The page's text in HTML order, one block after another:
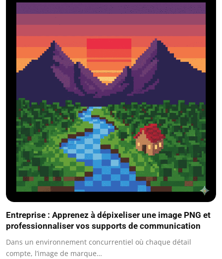
Entreprise : Apprenez à dépixeliser une image PNG et
professionnaliser vos supports de communication
Dans un environnement concurrentiel où chaque détail
compte, l’image de marque…